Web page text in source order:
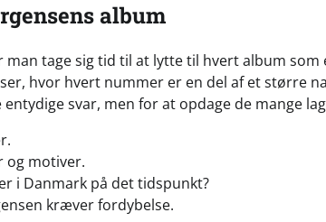
album
man tage sig tid til at lytte til hvert album
hvor hvert nummer er en del af et større
svar, men for at opdage de mange
og motiver.
i Danmark på det tidspunkt?
kræver fordybelse.